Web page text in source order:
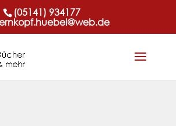
(05141) 934177